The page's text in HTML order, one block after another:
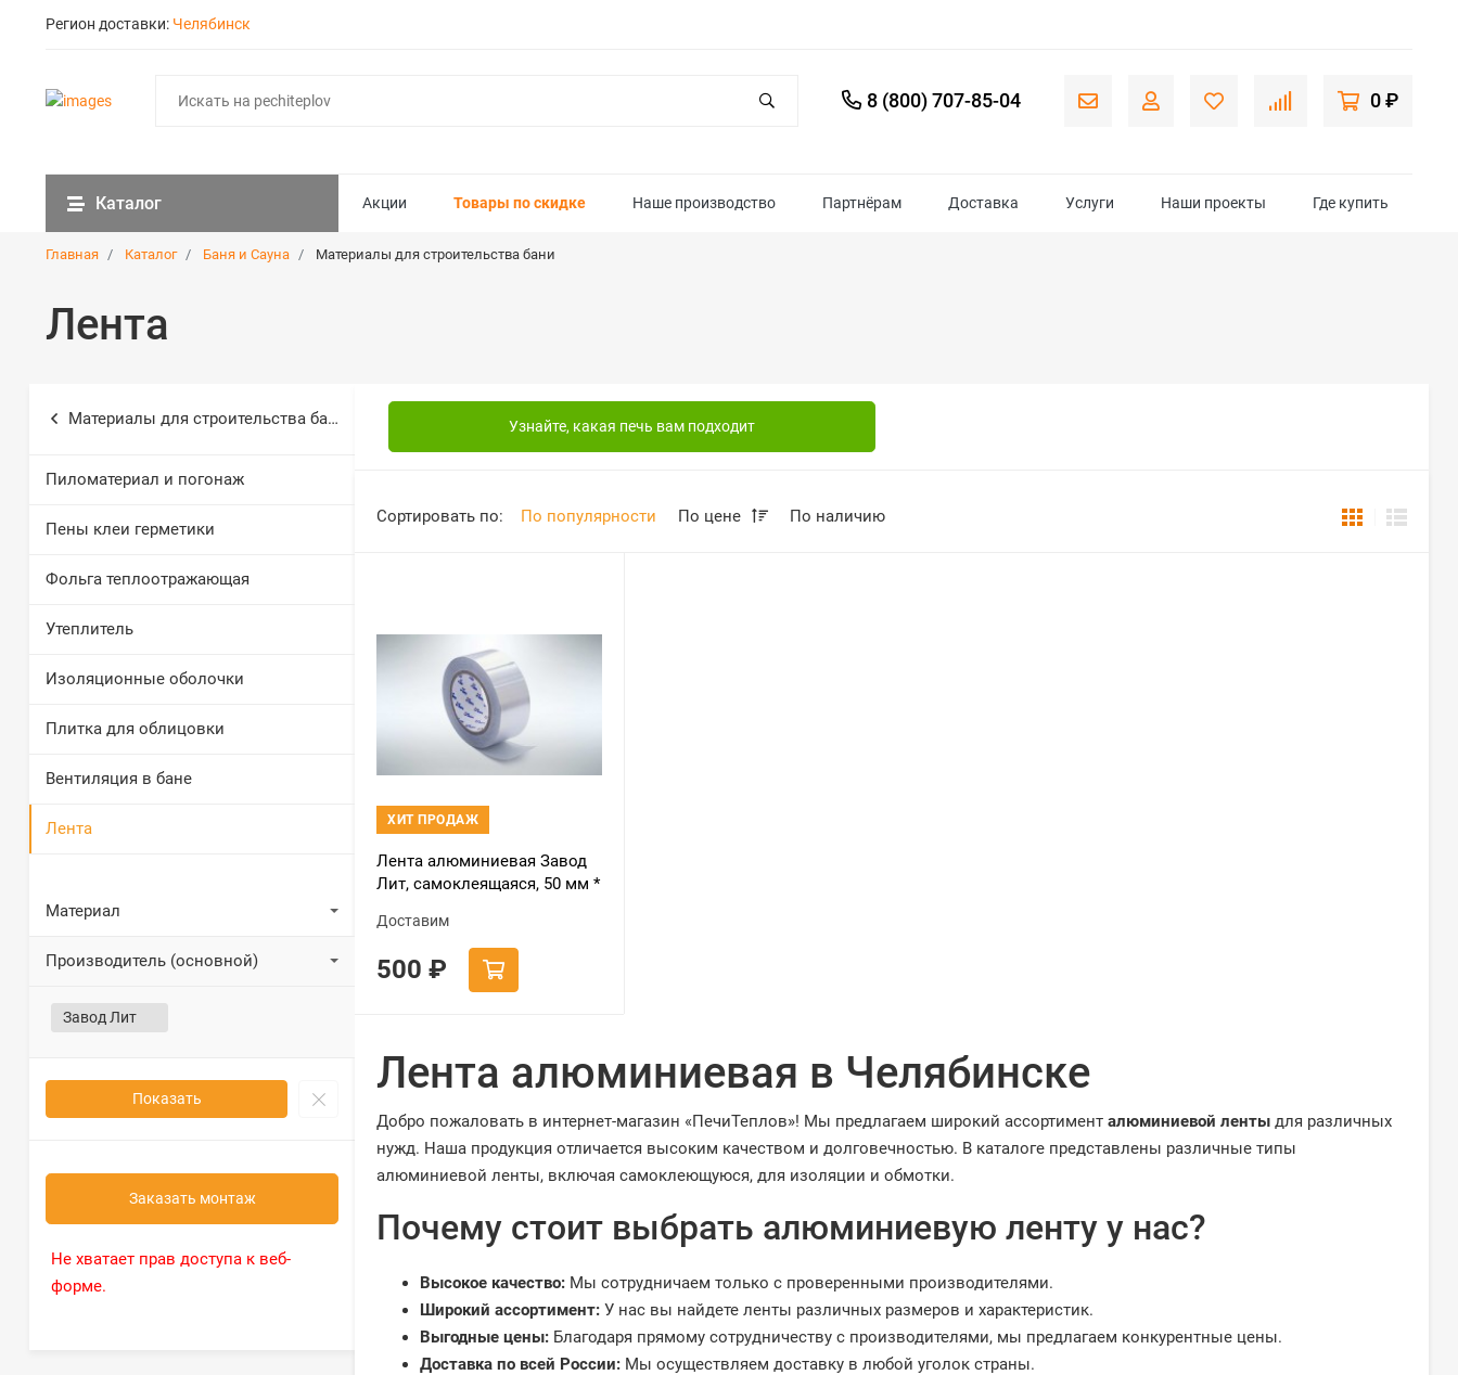
Регион доставки: Челябинск
8 (800) 707-85-04 0 ₽
Каталог Акции Товары по скидке Наше производство Партнёрам Доставка Услуги Наши проекты Где купить
Главная Каталог Баня и Сауна Материалы для строительства бани
Лента
Материалы для строительства бани
Пиломатериал и погонаж
Пены клеи герметики
Фольга теплоотражающая
Утеплитель
Изоляционные оболочки
Плитка для облицовки
Вентиляция в бане
Лента
Материал
Производитель (основной)
Завод Лит
Показать
Заказать монтаж
Не хватает прав доступа к веб-
форме.
Узнайте, какая печь вам подходит
Сортировать по: По популярности По цене По наличию
ХИТ ПРОДАЖ
Лента алюминиевая Завод
Лит, самоклеящаяся, 50 мм *
Доставим
500 ₽
Лента алюминиевая в Челябинске
Добро пожаловать в интернет-магазин «ПечиТеплов»! Мы предлагаем широкий ассортимент алюминиевой ленты для различных
нужд. Наша продукция отличается высоким качеством и долговечностью. В каталоге представлены различные типы
алюминиевой ленты, включая самоклеющуюся, для изоляции и обмотки.
Почему стоит выбрать алюминиевую ленту у нас?
Высокое качество: Мы сотрудничаем только с проверенными производителями.
Широкий ассортимент: У нас вы найдете ленты различных размеров и характеристик.
Выгодные цены: Благодаря прямому сотрудничеству с производителями, мы предлагаем конкурентные цены.
Доставка по всей России: Мы осуществляем доставку в любой уголок страны.